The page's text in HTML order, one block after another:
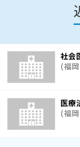
社会
(福
医療
(福